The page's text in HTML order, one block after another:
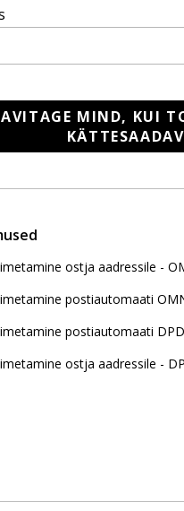
MIND, KUI
ostja aadressile -
postiautomaati
postiautomaati DPD
ostja aadressile -